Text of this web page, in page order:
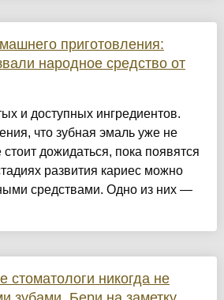
приготовления:
народное средство от
и доступных ингредиентов.
что зубная эмаль уже не
дожидаться, пока появятся
развития кариес можно
средствами. Одно из них —
стоматологи никогда не